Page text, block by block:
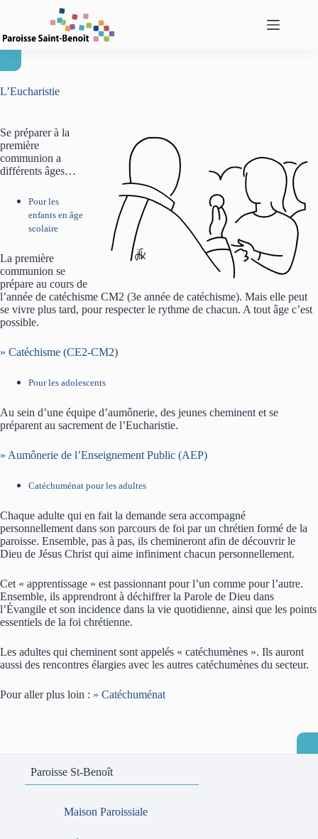
L’Eucharistie
Se préparer à la
première
communion a
différents âges…
Pour les
enfants en âge
scolaire
La première
communion se
prépare au cours de
l’année de catéchisme CM2 (3e année de catéchisme). Mais elle peut
se vivre plus tard, pour respecter le rythme de chacun. A tout âge c’est
possible.
» Catéchisme (CE2-CM2)
Pour les adolescents
Au sein d’une équipe d’aumônerie, des jeunes cheminent et se
préparent au sacrement de l’Eucharistie.
» Aumônerie de l’Enseignement Public (AEP)
Catéchuménat pour les adultes
Chaque adulte qui en fait la demande sera accompagné
personnellement dans son parcours de foi par un chrétien formé de la
paroisse. Ensemble, pas à pas, ils chemineront afin de découvrir le
Dieu de Jésus Christ qui aime infiniment chacun personnellement.
Cet « apprentissage » est passionnant pour l’un comme pour l’autre.
Ensemble, ils apprendront à déchiffrer la Parole de Dieu dans
l’Évangile et son incidence dans la vie quotidienne, ainsi que les points
essentiels de la foi chrétienne.
Les adultes qui cheminent sont appelés « catéchumènes ». Ils auront
aussi des rencontres élargies avec les autres catéchumènes du secteur.
Pour aller plus loin : » Catéchuménat
Paroisse St-Benoît
Maison Paroissiale